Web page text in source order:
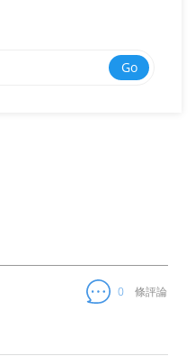
Go
0 條評論